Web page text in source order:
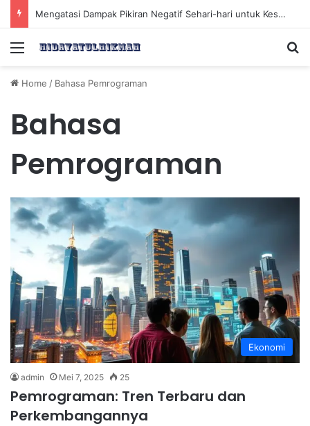
Mengatasi Dampak Pikiran Negatif Sehari-hari untuk Kesehatan Mental yang Lebih Baik
Menu
Home / Bahasa Pemrograman
Bahasa
Pemrograman
Ekonomi
admin Mei 7, 2025 25
Pemrograman: Tren Terbaru dan
Perkembangannya